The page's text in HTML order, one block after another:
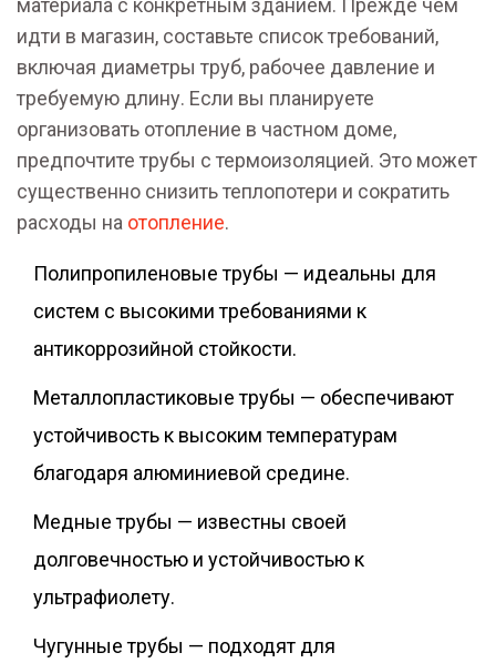
материала с конкретным зданием. Прежде чем
идти в магазин, составьте список требований,
включая диаметры труб, рабочее давление и
требуемую длину. Если вы планируете
организовать отопление в частном доме,
предпочтите трубы с термоизоляцией. Это может
существенно снизить теплопотери и сократить
расходы на отопление.
Полипропиленовые трубы — идеальны для
систем с высокими требованиями к
антикоррозийной стойкости.
Металлопластиковые трубы — обеспечивают
устойчивость к высоким температурам
благодаря алюминиевой средине.
Медные трубы — известны своей
долговечностью и устойчивостью к
ультрафиолету.
Чугунные трубы — подходят для